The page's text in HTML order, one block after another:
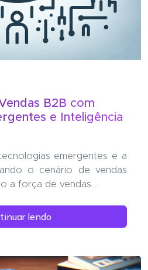
B2B com
e Inteligência
emergentes e a
o cenário de vendas
a força de vendas....
lendo